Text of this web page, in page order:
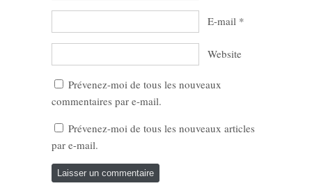
E-mail *
Website
Prévenez-moi de tous les nouveaux
commentaires par e-mail.
Prévenez-moi de tous les nouveaux articles
par e-mail.